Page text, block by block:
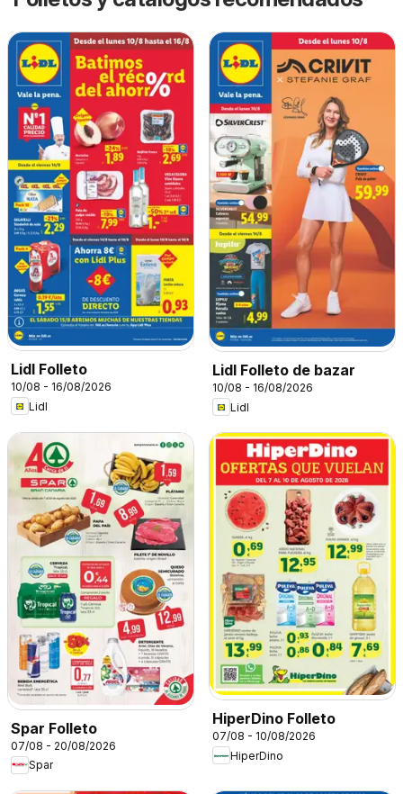
Lidl Folleto
10/08 - 16/08/2026
Lidl
Lidl Folleto de bazar
10/08 - 16/08/2026
Lidl
Spar Folleto
07/08 - 20/08/2026
Spar
HiperDino Folleto
07/08 - 10/08/2026
HiperDino